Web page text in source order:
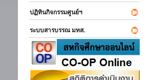
ปฏิทินกิจกรรมศูนย์ฯ
ระบบสารบรรณ มทส.